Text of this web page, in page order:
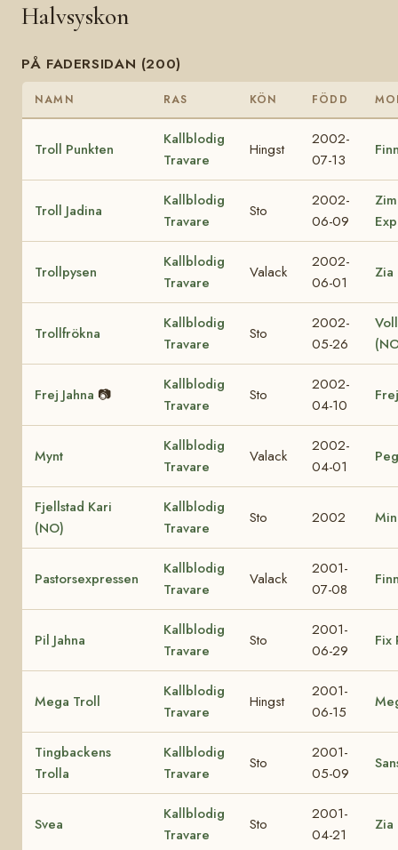
Halvsyskon
PÅ FADERSIDAN (200)
NAMN RAS KÖN FÖDD
Troll Punkten
Kallblodig
Travare
Hingst
2002-
07-13
Troll Jadina
Kallblodig
Travare
Sto
2002-
06-09
Trollpysen
Kallblodig
Travare
Valack
2002-
06-01
Zia
Trollfrökna
Kallblodig
Travare
Sto
2002-
05-26
Frej Jahna 📷
Kallblodig
Travare
Sto
2002-
04-10
Mynt
Kallblodig
Travare
Valack
2002-
04-01
Fjellstad Kari
(NO)
Kallblodig
Travare
Sto 2002
Pastorsexpressen
Kallblodig
Travare
Valack
2001-
07-08
Pil Jahna
Kallblodig
Travare
Sto
2001-
06-29
Fix
Mega Troll
Kallblodig
Travare
Hingst
2001-
06-15
Tingbackens
Trolla
Kallblodig
Travare
Sto
2001-
05-09
Svea
Kallblodig
Travare
Sto
2001-
04-21
Zia